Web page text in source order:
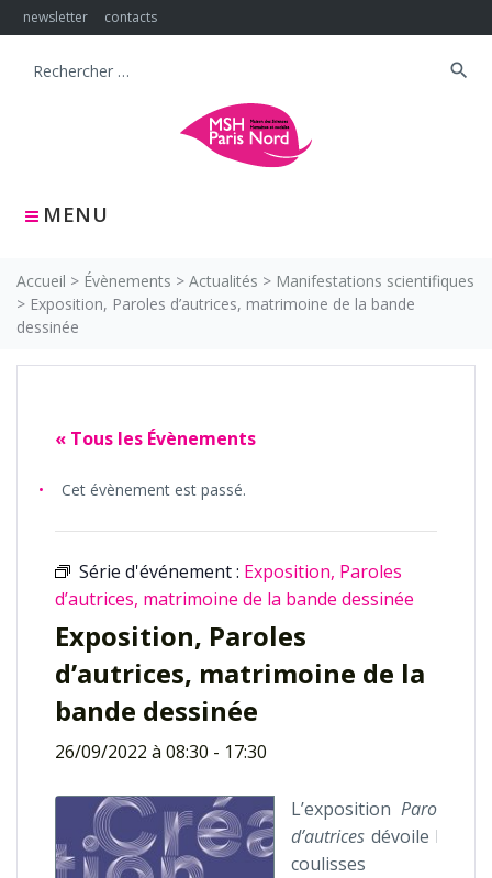
Skip
to
newsletter contacts
MENU
Search
search
Accueil > Évènements > Actualités > Manifestations scientifiques
> Exposition, Paroles d’autrices, matrimoine de la bande
dessinée
« Tous les Évènements
Cet évènement est passé.
Série d'événement : Exposition, Paroles
d’autrices, matrimoine de la bande dessinée
Exposition, Paroles
d’autrices, matrimoine de la
bande dessinée
26/09/2022 à 08:30 - 17:30
L’exposition Paroles
d’autrices dévoile les
coulisses du